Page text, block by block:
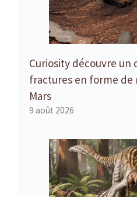
Curiosity découvre un
fractures en forme de
Mars
9 août 2026